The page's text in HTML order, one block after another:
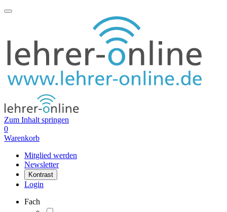
Zum Inhalt springen
0
Warenkorb
Mitglied werden
Newsletter
Kontrast
Login
Fach